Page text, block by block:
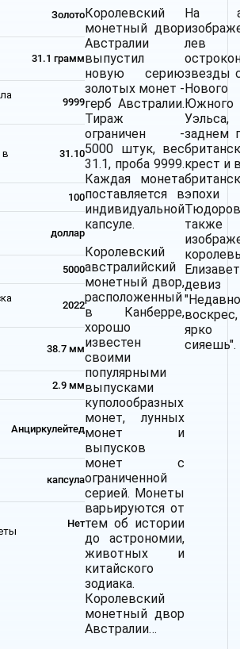
Золото
31.1 грамм
9999
31.10
100
доллар
5000
2022
38.7 мм
2.9 мм
Анциркулейтед
капсула
Нет
Королевский
монетный двор
Австралии
выпустил
новую серию
золотых монет -
герб Австралии.
Тираж
ограничен -
5000 штук, вес
31.1, проба 9999.
Каждая монета
поставляется в
индивидуальной
капсуле.
Королевский
австралийский
монетный двор,
расположенный
в Канберре,
хорошо
известен
своими
популярными
выпусками
куполообразных
монет, лунных
монет и
выпусков
монет с
ограниченной
серией. Монеты
варьируются от
тем об истории
до астрономии,
животных и
китайского
зодиака.
Королевский
монетный двор
Австралии…
На
звезды
Нового
Южного
заднем
крест и
эпохи
также
девиз
"Недавно
сияешь".